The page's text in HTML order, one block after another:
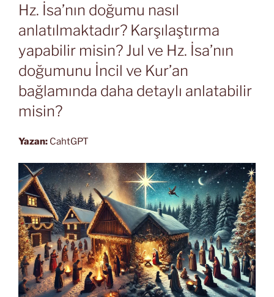
Hz. İsa’nın doğumu nasıl
anlatılmaktadır? Karşılaştırma
yapabilir misin? Jul ve Hz. İsa’nın
doğumunu İncil ve Kur’an
bağlamında daha detaylı anlatabilir
misin?
Yazan: CahtGPT